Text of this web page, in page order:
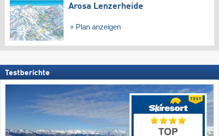
Arosa Lenzerheide
Plan anzeigen
Testberichte